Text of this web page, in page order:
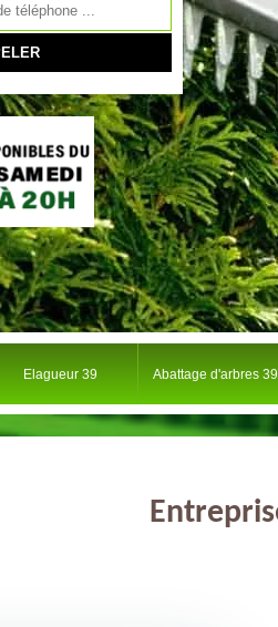
Elagueur 39 Abattage d'arbres 39